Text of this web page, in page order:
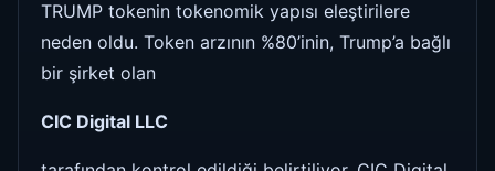
TRUMP tokenin tokenomik yapısı eleştirilere
neden oldu. Token arzının %80’inin, Trump’a bağlı
bir şirket olan
CIC Digital LLC